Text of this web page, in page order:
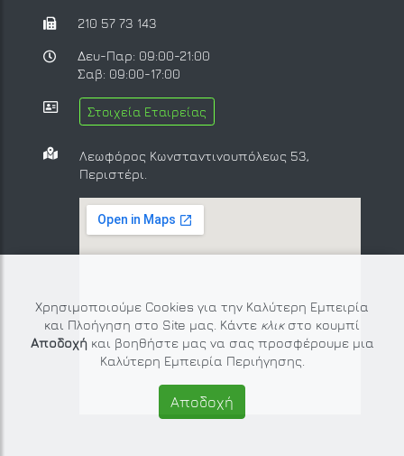
Χρησιμοποιούμε Cookies για την Καλύτερη Εμπειρία
και Πλοήγηση στο Site μας. Κάντε κλικ στο κουμπί
Αποδοχήκαι βοηθήστε μας να σας προσφέρουμε μια
Καλύτερη Εμπειρία Περιήγησης.
Αποδοχή
210 57 73 143
Δευ-Παρ: 09:00-21:00
Σαβ: 09:00-17:00
Στοιχεία Εταιρείας
Λεωφόρος Κωνσταντινουπόλεως 53,
Περιστέρι.